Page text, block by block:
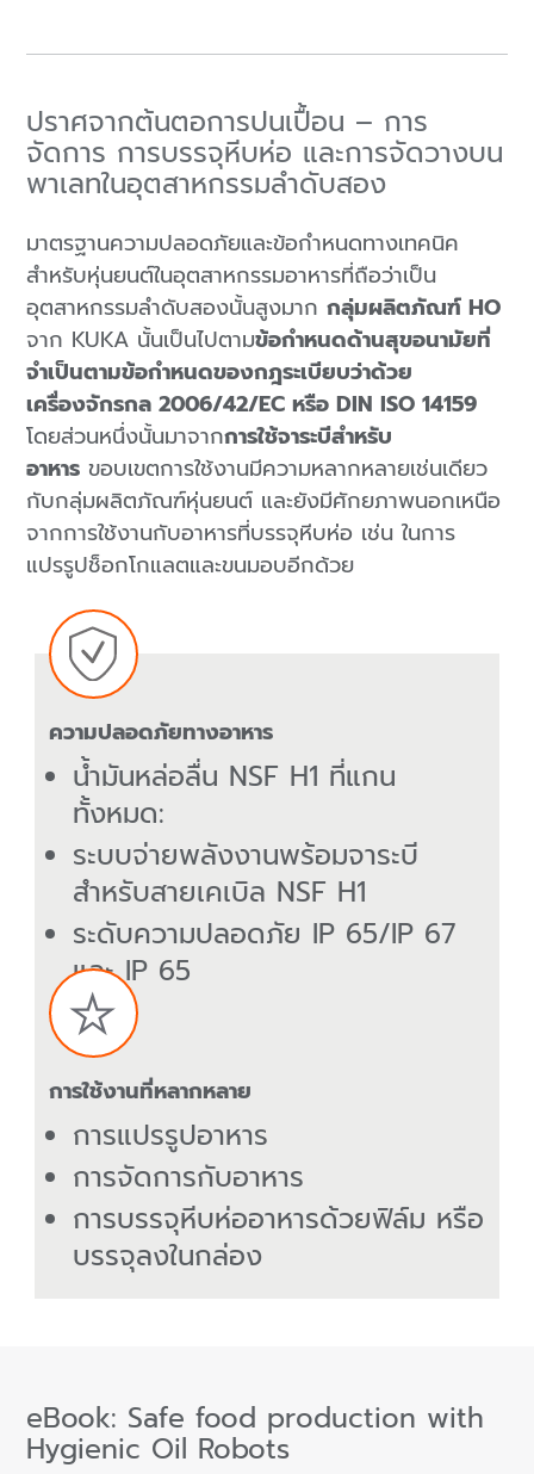
ปราศจากต้นตอการปนเปื้อน – การ
จัดการ การบรรจุหีบห่อ และการจัดวางบน
พาเลทในอุตสาหกรรมลำดับสอง
มาตรฐานความปลอดภัยและข้อกำหนดทางเทคนิค
สำหรับหุ่นยนต์ในอุตสาหกรรมอาหารที่ถือว่าเป็น
อุตสาหกรรมลำดับสองนั้นสูงมากกลุ่มผลิตภัณฑ์ HO
จาก KUKA นั้นเป็นไปตามข้อกำหนดด้านสุขอนามัยที่
จำเป็นตามข้อกำหนดของกฎระเบียบว่าด้วย
เครื่องจักรกล 2006/42/EC หรือ DIN ISO 14159
โดยส่วนหนึ่งนั้นมาจากการใช้จาระบีสำหรับ
อาหาร ขอบเขตการใช้งานมีความหลากหลายเช่นเดียว
กับกลุ่มผลิตภัณฑ์หุ่นยนต์ และยังมีศักยภาพนอกเหนือ
จากการใช้งานกับอาหารที่บรรจุหีบห่อ เช่น ในการ
แปรรูปช็อกโกแลตและขนมอบอีกด้วย
ความปลอดภัยทางอาหาร
น้ำมันหล่อลื่น NSF H1 ที่แกน
ทั้งหมด:
ระบบจ่ายพลังงานพร้อมจาระบี
สำหรับสายเคเบิล NSF H1
ระดับความปลอดภัย IP 65/IP 67
และ IP 65
การใช้งานที่หลากหลาย
การแปรรูปอาหาร
การจัดการกับอาหาร
การบรรจุหีบห่ออาหารด้วยฟิล์ม หรือ
บรรจุลงในกล่อง
eBook: Safe food production with
Hygienic Oil Robots